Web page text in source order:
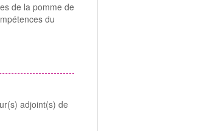
de la pomme de
du
adjoint(s) de